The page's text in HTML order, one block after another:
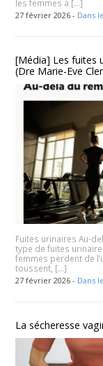
les femmes à […]
27 février 2026 - Dans
[Média] Les fuites
(Dre Marie-Eve
Fuites urinaires Au-
type de fuites
femmes perdent de
toussent, […]
27 février 2026 - Dans
La sécheresse